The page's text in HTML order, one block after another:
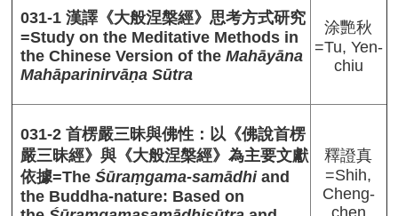
圖
書
館
佛
數
位
圖
書
館
網
031-1 漢譯《大般涅槃經》思考方式研究
=Study on the Meditative Methods in
the Chinese Version of the Mahāyāna
Mahāparinirvāṇa Sūtra
涂艷秋
=Tu, Yen-
chiu
031-2 首楞嚴三昧與佛性：以《佛說首楞
嚴三昧經》與《大般涅槃經》為主要文獻
依據=The Śūraṃgama-samādhiand
the Buddha-nature: Based on
釋證真
=Shih,
Cheng-
chen